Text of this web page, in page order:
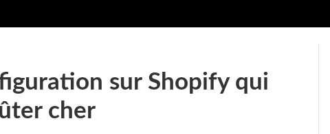
sur Shopify qui
cher